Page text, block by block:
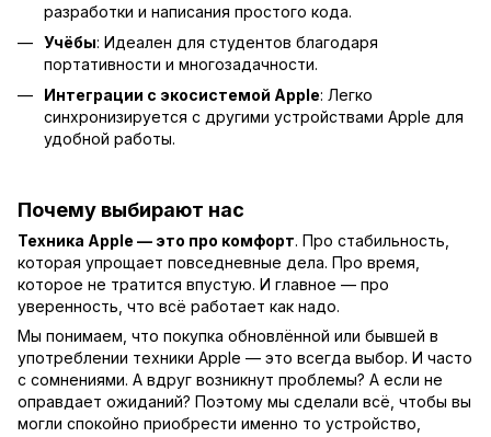
разработки и написания простого кода.
Учёбы: Идеален для студентов благодаря
портативности и многозадачности.
Интеграции с экосистемой Apple: Легко
синхронизируется с другими устройствами Apple для
удобной работы.
Почему выбирают нас
Техника Apple — это про комфорт. Про стабильность,
которая упрощает повседневные дела. Про время,
которое не тратится впустую. И главное — про
уверенность, что всё работает как надо.
Мы понимаем, что покупка обновлённой или бывшей в
употреблении техники Apple — это всегда выбор. И часто
с сомнениями. А вдруг возникнут проблемы? А если не
оправдает ожиданий? Поэтому мы сделали всё, чтобы вы
могли спокойно приобрести именно то устройство,